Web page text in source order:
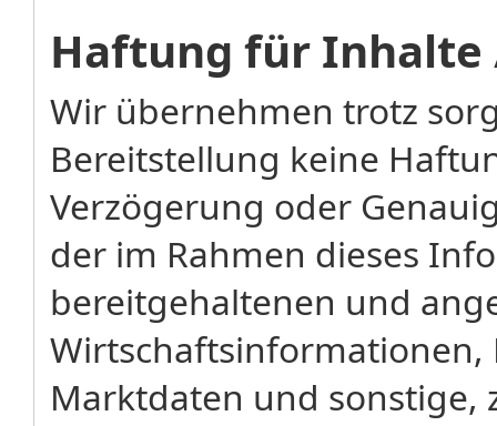
Haftung für
Wir übernehmen trotz
Bereitstellung keine
Verzögerung oder
der im Rahmen dieses
bereitgehaltenen und
Wirtschaftsinformationen,
Marktdaten und sonstige,